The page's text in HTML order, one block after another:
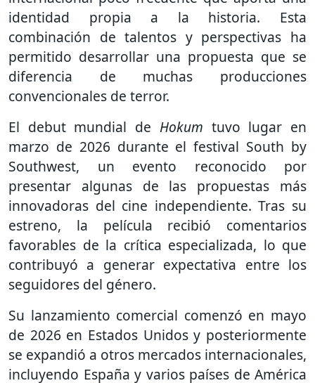
identidad propia a la historia. Esta
combinación de talentos y perspectivas ha
permitido desarrollar una propuesta que se
diferencia de muchas producciones
convencionales de terror.
El debut mundial de Hokum tuvo lugar en
marzo de 2026 durante el festival South by
Southwest, un evento reconocido por
presentar algunas de las propuestas más
innovadoras del cine independiente. Tras su
estreno, la película recibió comentarios
favorables de la crítica especializada, lo que
contribuyó a generar expectativa entre los
seguidores del género.
Su lanzamiento comercial comenzó en mayo
de 2026 en Estados Unidos y posteriormente
se expandió a otros mercados internacionales,
incluyendo España y varios países de América